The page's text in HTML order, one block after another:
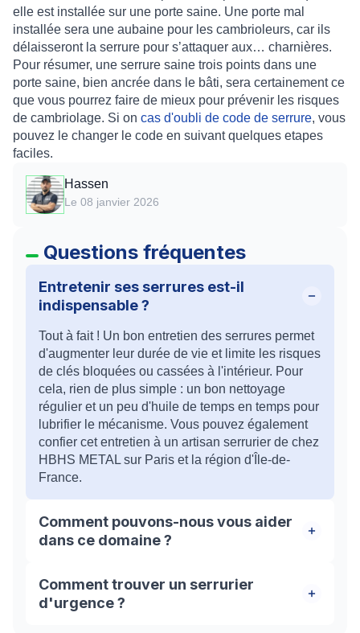
elle est installée sur une porte saine. Une porte mal
installée sera une aubaine pour les cambrioleurs, car ils
délaisseront la serrure pour s’attaquer aux… charnières.
Pour résumer, une serrure saine trois points dans une
porte saine, bien ancrée dans le bâti, sera certainement ce
que vous pourrez faire de mieux pour prévenir les risques
de cambriolage. Si on cas d'oubli de code de serrure, vous
pouvez le changer le code en suivant quelques etapes
faciles.
Hassen
Le 08 janvier 2026
Questions fréquentes
Entretenir ses serrures est-il
indispensable ?
Tout à fait ! Un bon entretien des serrures permet
d'augmenter leur durée de vie et limite les risques
de clés bloquées ou cassées à l'intérieur. Pour
cela, rien de plus simple : un bon nettoyage
régulier et un peu d'huile de temps en temps pour
lubrifier le mécanisme. Vous pouvez également
confier cet entretien à un artisan serrurier de chez
HBHS METAL sur Paris et la région d'Île-de-
France.
Comment pouvons-nous vous aider
dans ce domaine ?
HBHS Metal intervient aussi bien auprès des
particuliers que des professionnels. Nous vous
accompagnons également dans vos démarches
Comment trouver un serrurier
d'urgence ?